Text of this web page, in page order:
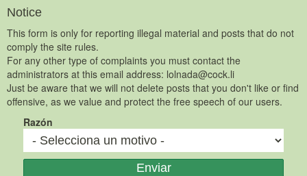
Notice
This form is only for reporting illegal material and posts that do not
comply the site rules.
For any other type of complaints you must contact the
administrators at this email address: lolnada@cock.li
Just be aware that we will not delete posts that you don't like or find
offensive, as we value and protect the free speech of our users.
Razón